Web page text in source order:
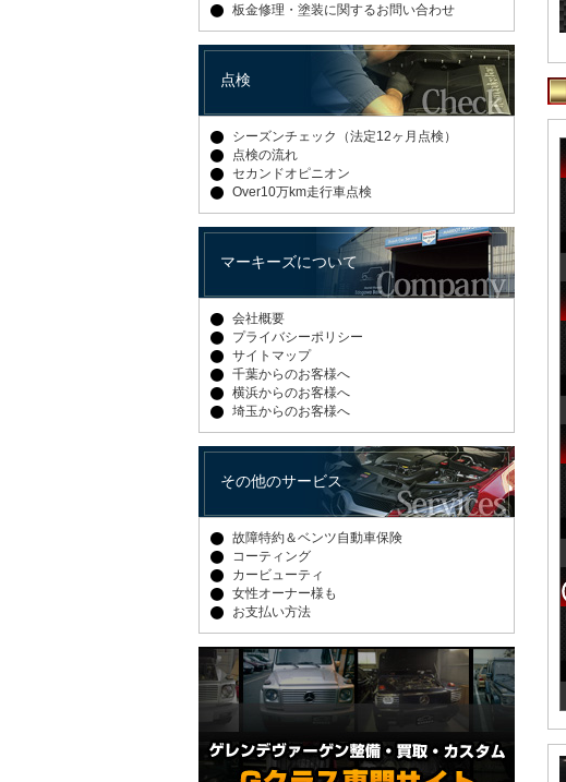
板金修理・塗装に関するお問い合わせ
点検
シーズンチェック（法定12ヶ月点検）
点検の流れ
セカンドオピニオン
Over10万km走行車点検
マーキーズについて
会社概要
プライバシーポリシー
サイトマップ
千葉からのお客様へ
横浜からのお客様へ
埼玉からのお客様へ
その他のサービス
故障特約＆ベンツ自動車保険
コーティング
カービューティ
女性オーナー様も
お支払い方法